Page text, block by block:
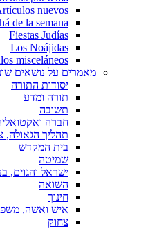
nuevos
de la semana
Fiestas Judías
Los Noájidas
misceláneos
מאמרים על נושאים
יסודות התורה
תורה ומדע
תשובה
חברה
תהליך הגאולה,
בית המקדש
שמיטה
ישראל והגוים,
השואה
חינוך
איש ואשה,
צחוק